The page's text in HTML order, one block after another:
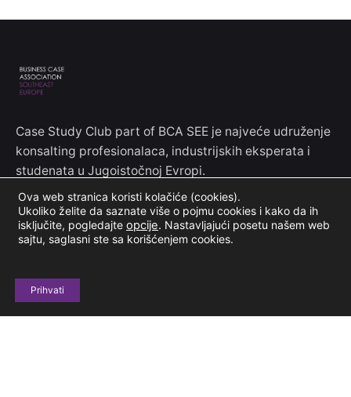
Case Study Club part of BCA SEE je najveće udruženje
konsalting profesionalaca, industrijskih eksperata i
studenata u Jugoistočnoj Evropi.
Kontakt informacije
Ova web stranica koristi kolačiće (cookies).
Ukoliko želite da saznate više o pojmu cookies i kako da ih
isključite, pogledajte opcije. Nastavljajući posetu našem web
sajtu, saglasni ste sa korišćenjem cookies.
Prihvati